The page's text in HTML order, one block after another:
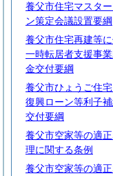
養父市住宅マスタ
ン策定会議設置要綱
養父市住宅再建等に
一時転居者支援事
金交付要綱
養父市ひょうご住
復興ローン等利子
交付要綱
養父市空家等の適
理に関する条例
養父市空家等の適